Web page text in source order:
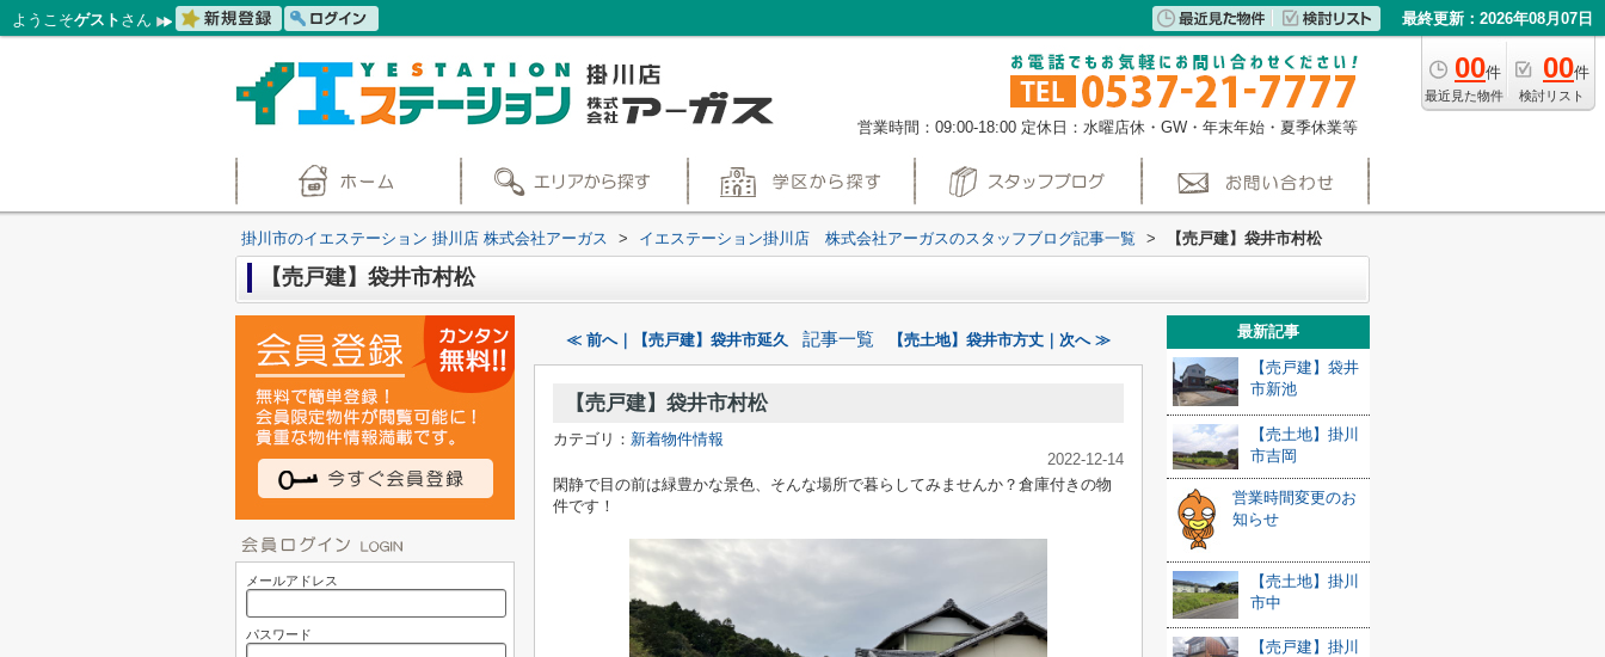
ようこそゲスト さん 最終更新：2026年08月07日
00件
最近見た物件
00件
検討リスト
営業時間：09:00-18:00 定休日：水曜店休・GW・年末年始・夏季休業等
掛川市のイエステーション 掛川店 株式会社アーガス > イエステーション掛川店 株式会社アーガスのスタッフブログ記事一覧 > 【売戸建】袋井市村松
【売戸建】袋井市村松
≪ 前へ｜【売戸建】袋井市延久 記事一覧 【売土地】袋井市方丈｜次へ ≫
【売戸建】袋井市村松
カテゴリ： 新着物件情報
2022-12-14
閑静で目の前は緑豊かな景色、そんな場所で暮らしてみませんか？倉庫付きの物
件です！
最新記事
【売戸建】袋井
市新池
【売土地】掛川
市吉岡
営業時間変更のお
知らせ
【売土地】掛川
市中
【売戸建】掛川
メールアドレス
パスワード